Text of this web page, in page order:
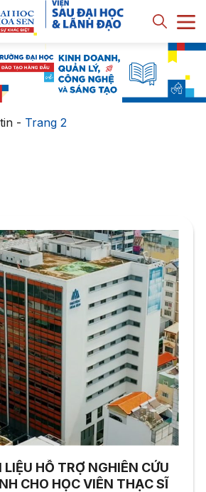
- Trang 2
HỖ TRỢ NGHIÊN CỨU
CHO HỌC VIÊN THẠC SĨ